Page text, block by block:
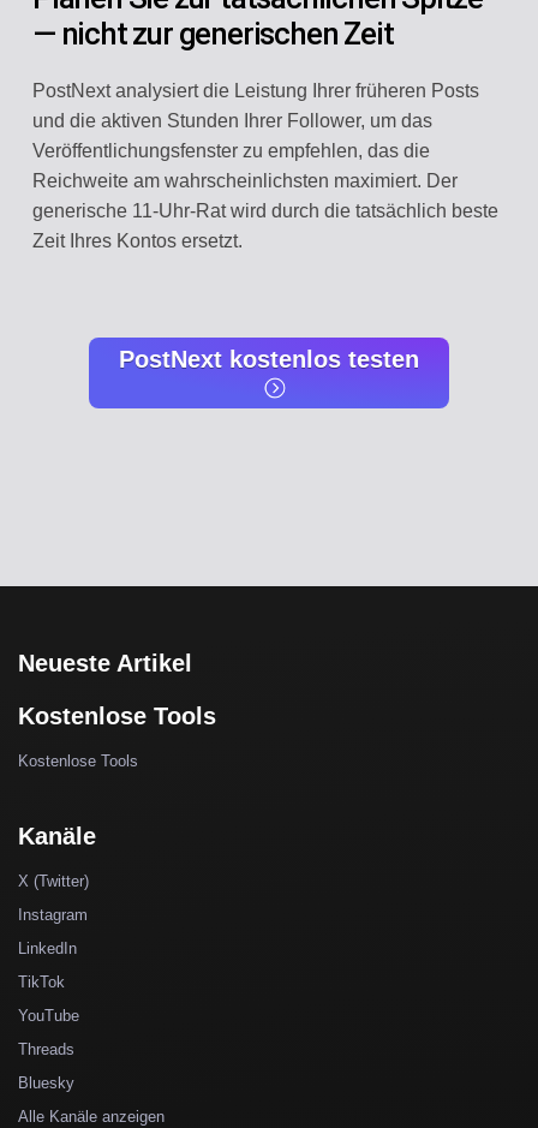
— nicht zur generischen Zeit
PostNext analysiert die Leistung Ihrer früheren Posts
und die aktiven Stunden Ihrer Follower, um das
Veröffentlichungsfenster zu empfehlen, das die
Reichweite am wahrscheinlichsten maximiert. Der
generische 11-Uhr-Rat wird durch die tatsächlich beste
Zeit Ihres Kontos ersetzt.
PostNext kostenlos testen
Neueste Artikel
Kostenlose Tools
Kostenlose Tools
Kanäle
X (Twitter)
Instagram
LinkedIn
TikTok
YouTube
Threads
Bluesky
Alle Kanäle anzeigen